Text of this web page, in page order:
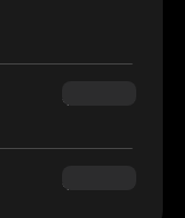
$160.00
$180.00